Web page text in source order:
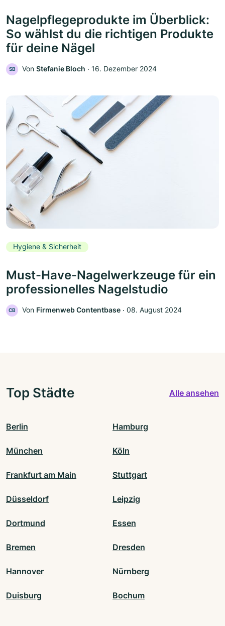
Nagelpflegeprodukte im Überblick:
So wählst du die richtigen Produkte
für deine Nägel
SB Von Stefanie Bloch ‧ 16. Dezember 2024
Hygiene & Sicherheit
Must-Have-Nagelwerkzeuge für ein
professionelles Nagelstudio
CB Von Firmenweb Contentbase ‧ 08. August 2024
Top Städte Alle ansehen
Berlin Hamburg
München Köln
Frankfurt am Main Stuttgart
Düsseldorf Leipzig
Dortmund Essen
Bremen Dresden
Hannover Nürnberg
Duisburg Bochum